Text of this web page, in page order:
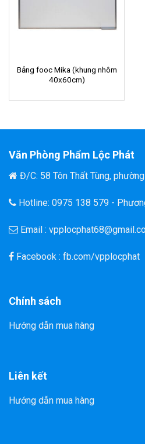
Bảng fooc Mika (khung nhôm
40x60cm)
Văn Phòng Phẩm Lộc Phát
Đ/C: 58 Tôn Thất Tùng,
Hotline: 0975 138 579 -
Email :
Facebook : fb.com/vpplocphat
Chính sách
Hướng dẫn mua hàng
Liên kết
Hướng dẫn mua hàng